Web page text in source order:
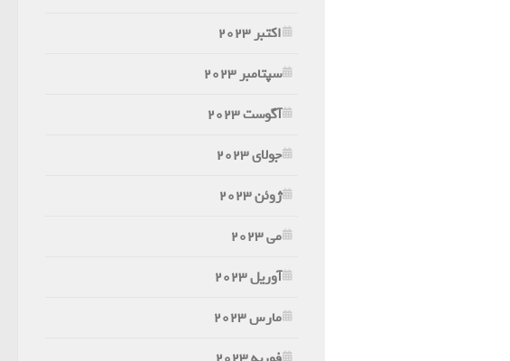
اکتبر 2023
سپتامبر 2023
آگوست 2023
جولای 2023
ژوئن 2023
می 2023
آوریل 2023
مارس 2023